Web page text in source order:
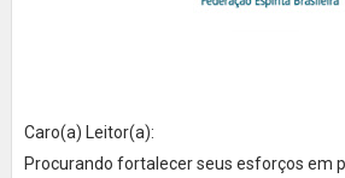
Caro(a) Leitor(a):
Procurando fortalecer seus esforços em